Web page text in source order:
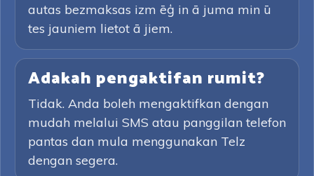
autas bezmaksas izm ēģ in ā juma min ū
tes jauniem lietot ā jiem.
Adakah pengaktifan rumit?
Tidak. Anda boleh mengaktifkan dengan
mudah melalui SMS atau panggilan telefon
pantas dan mula menggunakan Telz
dengan segera.